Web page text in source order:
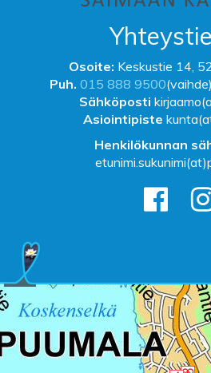
Osoite: Keskustie 14,
Puh. 015 888 9500
Sähköposti
Asiointipiste
Henkilökunnan